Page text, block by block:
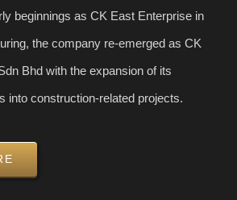
beginnings as CK East Enterprise in
the company re-emerged as CK
Bhd with the expansion of its
into construction-related projects.